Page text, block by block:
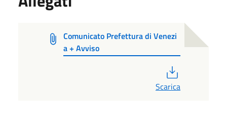
Comunicato Prefettura di Venezi
a + Avviso
Scarica